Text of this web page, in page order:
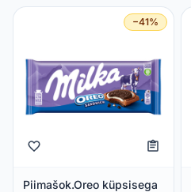
−41%
Piimašok.Oreo küpsisega